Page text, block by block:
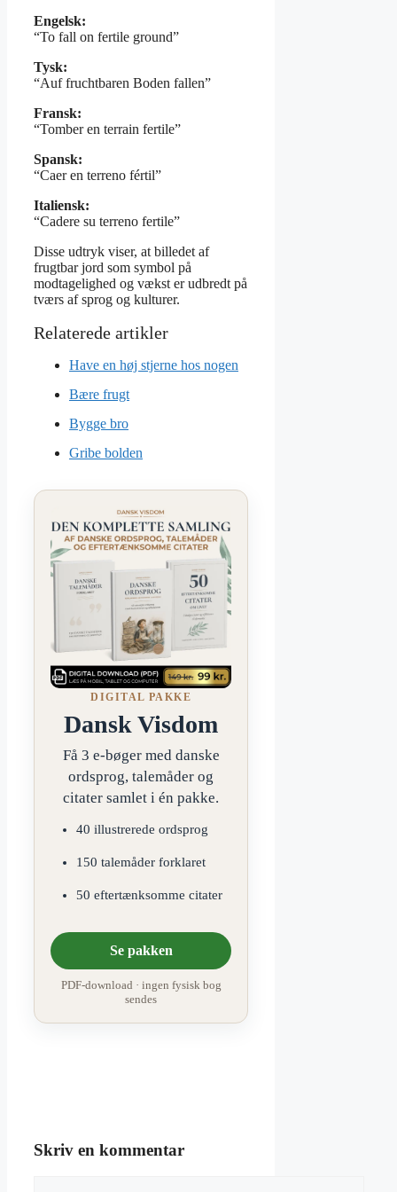
Engelsk:
“To fall on fertile ground”
Tysk:
“Auf fruchtbaren Boden fallen”
Fransk:
“Tomber en terrain fertile”
Spansk:
“Caer en terreno fértil”
Italiensk:
“Cadere su terreno fertile”
Disse udtryk viser, at billedet af
frugtbar jord som symbol på
modtagelighed og vækst er udbredt på
tværs af sprog og kulturer.
Have en høj stjerne hos nogen
Bære frugt
Bygge bro
Gribe bolden
DIGITAL PAKKE
Dansk Visdom
Få 3 e-bøger med danske
ordsprog, talemåder og
citater samlet i én pakke.
40 illustrerede ordsprog
150 talemåder forklaret
50 eftertænksomme citater
Se pakken
PDF-download · ingen fysisk bog
sendes
Skriv en kommentar